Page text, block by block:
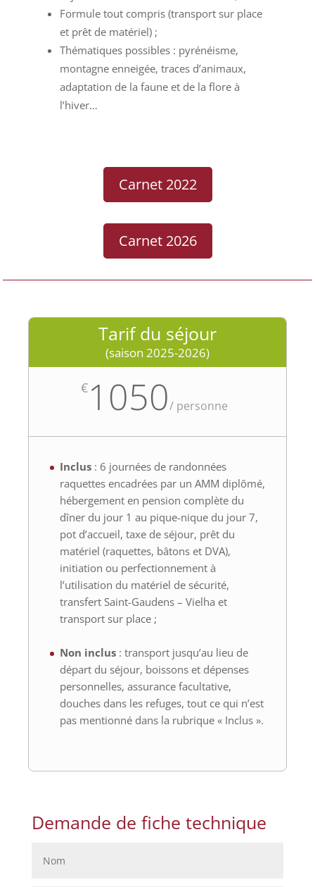
Formule tout compris (transport sur place
et prêt de matériel) ;
Thématiques possibles : pyrénéisme,
montagne enneigée, traces d’animaux,
adaptation de la faune et de la flore à
l’hiver…
Carnet 2022
Carnet 2026
Tarif du séjour
(saison 2025-2026)
€1050/personne
Inclus: 6 journées de randonnées
raquettes encadrées par un AMM diplômé,
hébergement en pension complète du
dîner du jour 1 au pique-nique du jour 7,
pot d’accueil, taxe de séjour, prêt du
matériel (raquettes, bâtons et DVA),
initiation ou perfectionnement à
l’utilisation du matériel de sécurité,
transfert Saint-Gaudens – Vielha et
transport sur place ;
Non inclus: transport jusqu’au lieu de
départ du séjour, boissons et dépenses
personnelles, assurance facultative,
douches dans les refuges, tout ce qui n’est
pas mentionné dans la rubrique « Inclus ».
Demande de fiche technique